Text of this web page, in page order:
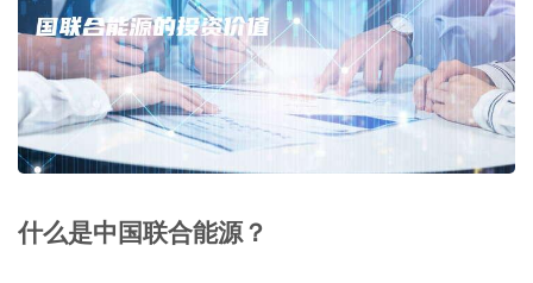
什么是中国联合能源？